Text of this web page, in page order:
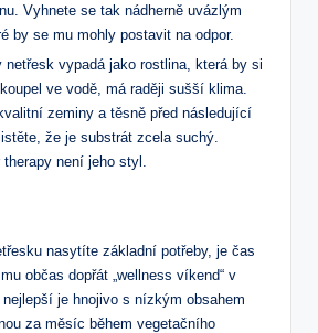
Vyhnete se tak nádherně uvázlým
by se mu mohly postavit na odpor.
netřesk vypadá jako rostlina, která by si
ve vodě, má raději sušší klima.
zeminy a těsně před následující
že je substrát zcela suchý.
není jeho styl.
nasytíte základní potřeby, je čas
občas dopřát „wellness víkend“ v
nejlepší je hnojivo s nízkým obsahem
za měsíc během vegetačního